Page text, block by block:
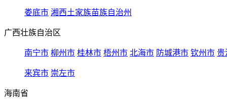
娄底市 湘西土家族苗族自治州
广西壮族自治区
南宁市 柳州市 桂林市 梧州市 北海市 防城港市 钦州市 贵
来宾市 崇左市
海南省